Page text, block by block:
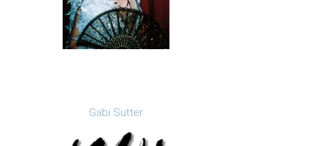
Gabi Sutter